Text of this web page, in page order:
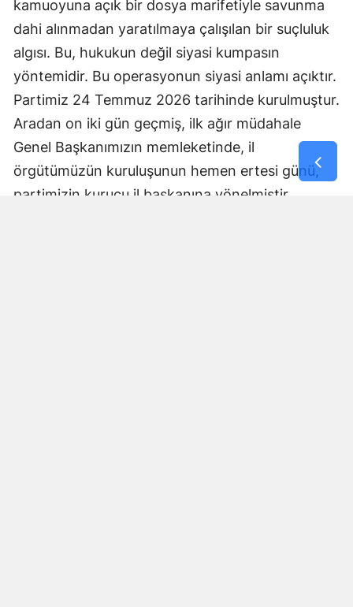
kamuoyuna açık bir dosya marifetiyle savunma
dahi alınmadan yaratılmaya çalışılan bir suçluluk
algısı. Bu, hukukun değil siyasi kumpasın
yöntemidir. Bu operasyonun siyasi anlamı açıktır.
Partimiz 24 Temmuz 2026 tarihinde kurulmuştur.
Aradan on iki gün geçmiş, ilk ağır müdahale
Genel Başkanımızın memleketinde, il
örgütümüzün kuruluşunun hemen ertesi günü,
partimizin kurucu il başkanına yönelmiştir.